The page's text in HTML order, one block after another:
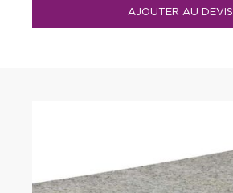
AJOUTER AU DEVIS